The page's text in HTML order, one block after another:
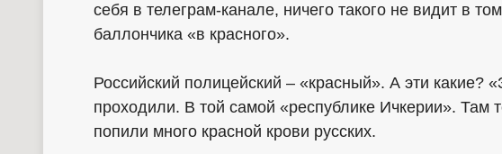
себя в телеграм-канале, ничего такого не видит в
баллончика «в красного».
Российский полицейский – «красный». А эти какие?
проходили. В той самой «республике Ичкерии». Там
попили много красной крови русских.